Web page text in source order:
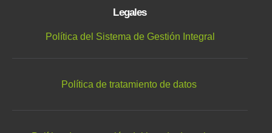
Legales
Política del Sistema de Gestión Integral
Política de tratamiento de datos